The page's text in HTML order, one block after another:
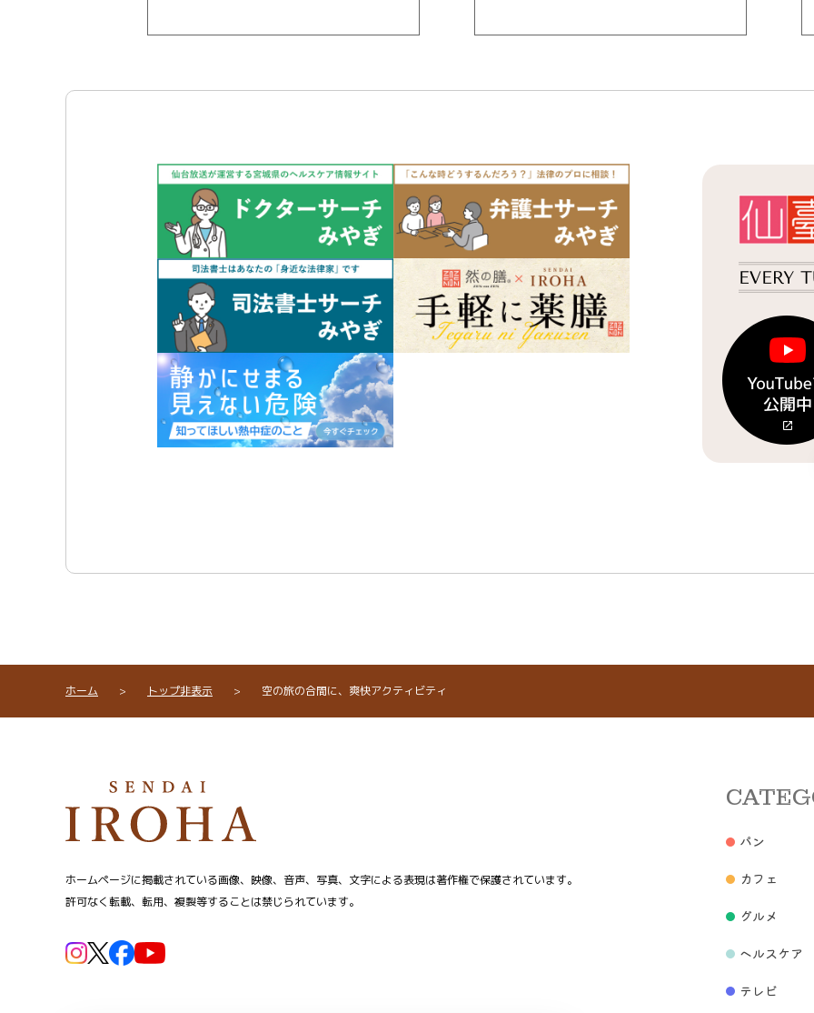
ホーム > トップ非表示 > 空の旅の合間に、爽快アクティビティ
ホームページに掲載されている画像、映像、音声、写真、文字による表現は著作権で保護されています。
許可なく転載、転用、複製等することは禁じられています。
パン
カフェ
グルメ
ヘルスケア
テレビ